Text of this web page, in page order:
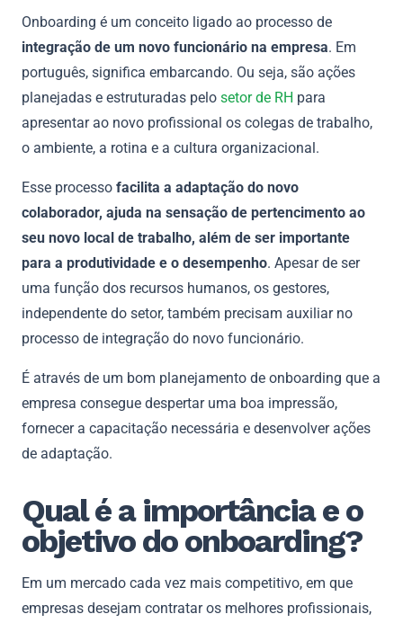
Onboarding é um conceito ligado ao processo de
integração de um novo funcionário na empresa. Em
português, significa embarcando. Ou seja, são ações
planejadas e estruturadas pelo setor de RH para
apresentar ao novo profissional os colegas de trabalho,
o ambiente, a rotina e a cultura organizacional.
Esse processo facilita a adaptação do novo
colaborador, ajuda na sensação de pertencimento ao
seu novo local de trabalho, além de ser importante
para a produtividade e o desempenho. Apesar de ser
uma função dos recursos humanos, os gestores,
independente do setor, também precisam auxiliar no
processo de integração do novo funcionário.
É através de um bom planejamento de onboarding que a
empresa consegue despertar uma boa impressão,
fornecer a capacitação necessária e desenvolver ações
de adaptação.
Qual é a importância e o
objetivo do onboarding?
Em um mercado cada vez mais competitivo, em que
empresas desejam contratar os melhores profissionais,